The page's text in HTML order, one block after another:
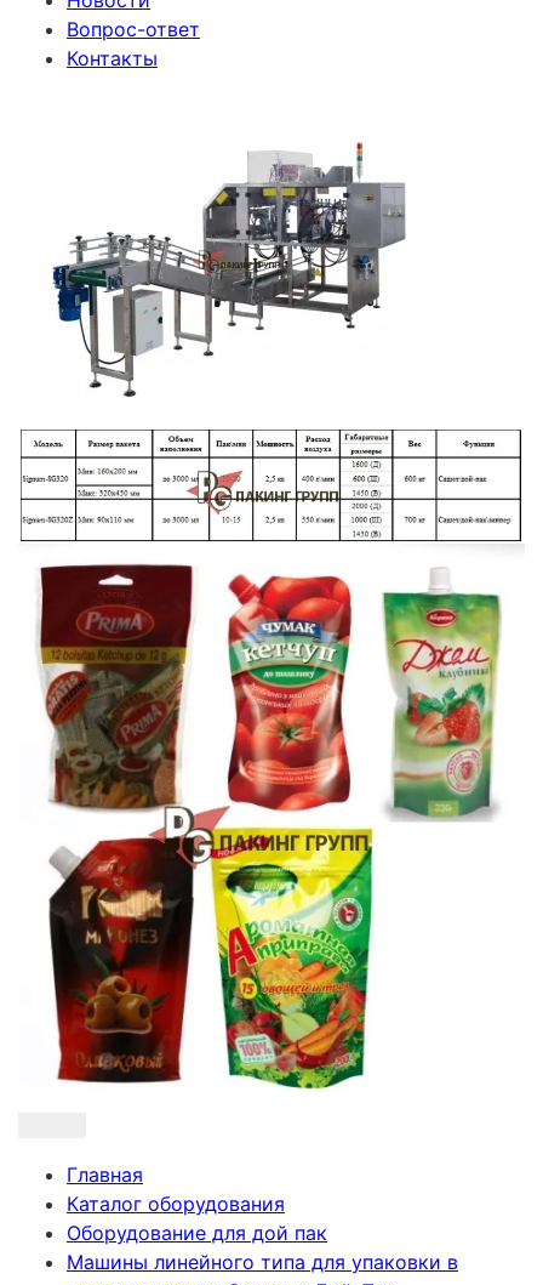
Вопрос-ответ
Контакты
Главная
Каталог оборудования
Оборудование для дой пак
Машины линейного типа для упаковки в